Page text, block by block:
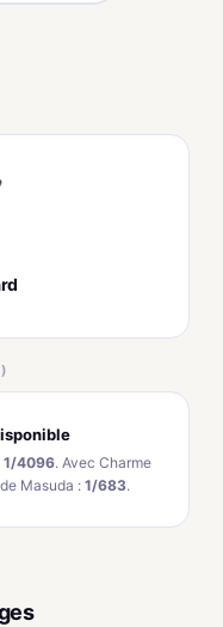
1/4096. Avec Charme
Masuda :1/683.